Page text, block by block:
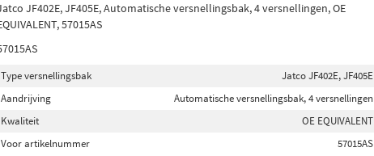
JF402E, JF405E, Automatische versnellingsbak, 4 versnellingen, OE
57015AS
Type versnellingsbak
Jatco JF402E, JF405E
Aandrijving
Automatische versnellingsbak, 4 versnellingen
Kwaliteit
OE EQUIVALENT
Voor artikelnummer
57015AS